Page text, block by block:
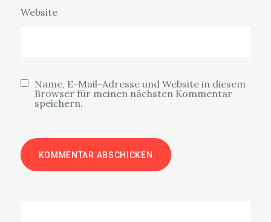
Website
Name, E-Mail-Adresse und Website in diesem
Browser für meinen nächsten Kommentar
speichern.